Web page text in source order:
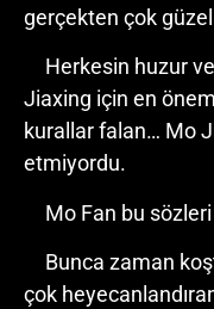
gerçekten çok
Herkesin huzur
Jiaxing için en
kurallar falan… Mo
etmiyordu.
Mo Fan bu
Bunca zaman
çok